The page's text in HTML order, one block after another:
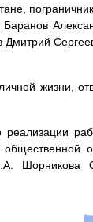
жизни,
реализации
Шорникова